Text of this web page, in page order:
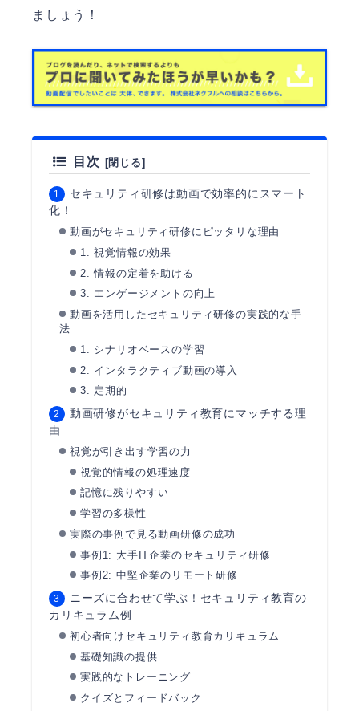
ましょう！
目次
セキュリティ研修は動画で効率的にスマート
化！
動画がセキュリティ研修にピッタリな理由
1. 視覚情報の効果
2. 情報の定着を助ける
3. エンゲージメントの向上
動画を活用したセキュリティ研修の実践的な手
法
1. シナリオベースの学習
2. インタラクティブ動画の導入
3. 定期的
動画研修がセキュリティ教育にマッチする理
由
視覚が引き出す学習の力
視覚的情報の処理速度
記憶に残りやすい
学習の多様性
実際の事例で見る動画研修の成功
事例1: 大手IT企業のセキュリティ研修
事例2: 中堅企業のリモート研修
ニーズに合わせて学ぶ！セキュリティ教育の
カリキュラム例
初心者向けセキュリティ教育カリキュラム
基礎知識の提供
実践的なトレーニング
クイズとフィードバック